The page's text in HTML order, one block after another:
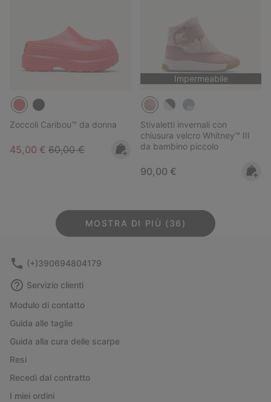
Zoccoli Caribou™ da donna
Sale price:
45,00 € Regular price:
60,00 €
Impermeabile
Stivaletti invernali con
chiusura velcro Whitney™ III
da bambino piccolo
Regular price:
90,00 €
MOSTRA DI PIÙ (36)
(+)390694804179
Servizio clienti
Modulo di contatto
Guida alle taglie
Guida alla cura delle scarpe
Resi
Recedi dal contratto
I miei ordini